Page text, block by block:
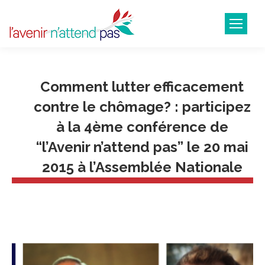
Comment lutter efficacement
contre le chômage? : participez
à la 4ème conférence de
“l’Avenir n’attend pas” le 20 mai
2015 à l’Assemblée Nationale